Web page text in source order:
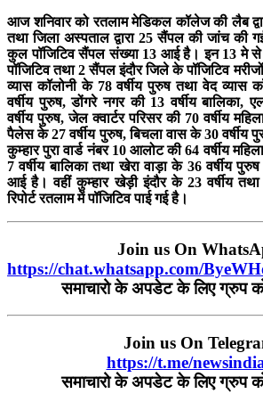
आज शनिवार को रतलाम मेडिकल कॉलेज की लैब
तथा जिला अस्पताल द्वारा 25 सैंपल की जांच की
कुल पॉजिटिव सैंपल संख्या 13 आई है। इन 13 मे
पॉजिटिव तथा 2 सैंपल इंदौर जिले के पॉजिटिव
व्यास कॉलोनी के 78 वर्षीय पुरुष तथा वेद व्यास
वर्षीय पुरुष, डोंगरे नगर की 13 वर्षीय
वर्षीय पुरुष, जेल क्वार्टर परिसर की 70 वर्षीय
पैलेस के 27 वर्षीय पुरुष, बिचला वास के 30 वर्षीय
कुम्हार पुरा वार्ड नंबर 10 आलोट की 64 वर्षीय
7 वर्षीय बालिका तथा खेरा वाड़ा के 36 वर्षीय
आई है। वहीं कुम्हार खेड़ी इंदौर के 23 वर्षीय
रिपोर्ट रतलाम में पॉजिटिव पाई गई है।
Join us On
https://chat.whatsapp.com/
समाचारो के अपडेट के लिए ग्रुप
Join us On
https://t.me/
समाचारो के अपडेट के लिए ग्रुप